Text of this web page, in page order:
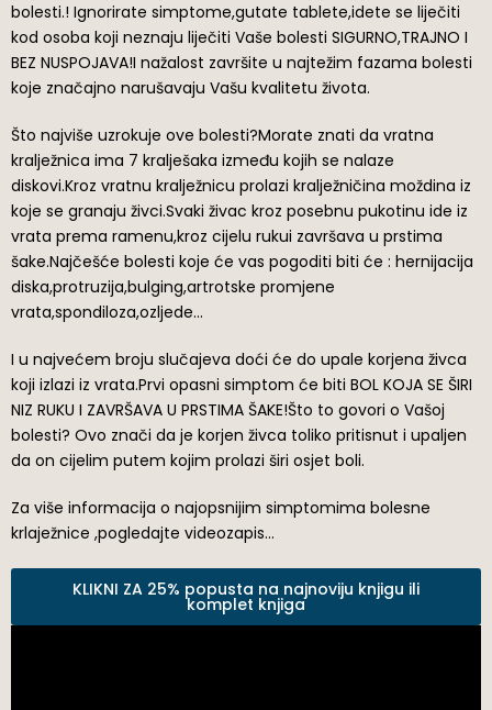
bolesti.! Ignorirate simptome,gutate tablete,idete se liječiti
kod osoba koji neznaju liječiti Vaše bolesti SIGURNO,TRAJNO I
BEZ NUSPOJAVA!I nažalost završite u najtežim fazama bolesti
koje značajno narušavaju Vašu kvalitetu života.
Što najviše uzrokuje ove bolesti?Morate znati da vratna
kralježnica ima 7 kralješaka između kojih se nalaze
diskovi.Kroz vratnu kralježnicu prolazi kralježničina moždina iz
koje se granaju živci.Svaki živac kroz posebnu pukotinu ide iz
vrata prema ramenu,kroz cijelu rukui završava u prstima
šake.Najčešće bolesti koje će vas pogoditi biti će : hernijacija
diska,protruzija,bulging,artrotske promjene
vrata,spondiloza,ozljede…
I u najvećem broju slučajeva doći će do upale korjena živca
koji izlazi iz vrata.Prvi opasni simptom će biti BOL KOJA SE ŠIRI
NIZ RUKU I ZAVRŠAVA U PRSTIMA ŠAKE!Što to govori o Vašoj
bolesti? Ovo znači da je korjen živca toliko pritisnut i upaljen
da on cijelim putem kojim prolazi širi osjet boli.
Za više informacija o najopsnijim simptomima bolesne
krlaježnice ,pogledajte videozapis…
KLIKNI ZA 25% popusta na najnoviju knjigu ili
komplet knjiga